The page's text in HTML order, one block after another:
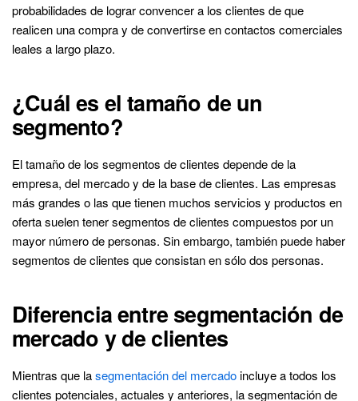
probabilidades de lograr convencer a los clientes de que
realicen una compra y de convertirse en contactos comerciales
leales a largo plazo.
¿Cuál es el tamaño de un
segmento?
El tamaño de los segmentos de clientes depende de la
empresa, del mercado y de la base de clientes. Las empresas
más grandes o las que tienen muchos servicios y productos en
oferta suelen tener segmentos de clientes compuestos por un
mayor número de personas. Sin embargo, también puede haber
segmentos de clientes que consistan en sólo dos personas.
Diferencia entre segmentación de
mercado y de clientes
Mientras que lasegmentación del mercadoincluye a todos los
clientes potenciales, actuales y anteriores, la segmentación de